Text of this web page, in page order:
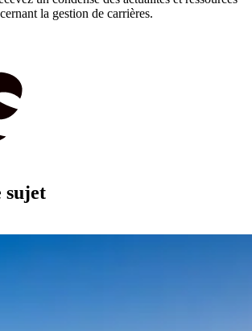
la gestion de carrières.
sujet